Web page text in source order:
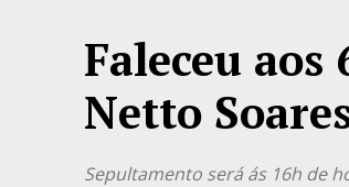
Faleceu
Netto
Sepultamento será ás 16h de